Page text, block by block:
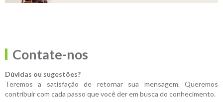
Contate-nos
Dúvidas ou sugestões?
Teremos a satisfação de retornar sua mensagem. Queremos
contribuir com cada passo que você der em busca do conhecimento.